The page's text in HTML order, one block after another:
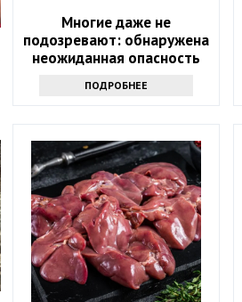
Многие даже не
подозревают: обнаружена
неожиданная опасность
ПОДРОБНЕЕ